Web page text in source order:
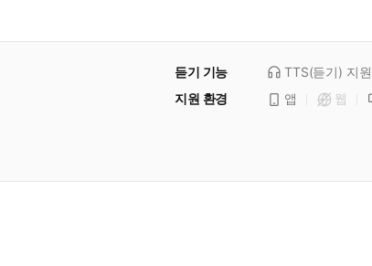
듣기 기능 TTS(듣기) 지원
지원 환경 앱 웹